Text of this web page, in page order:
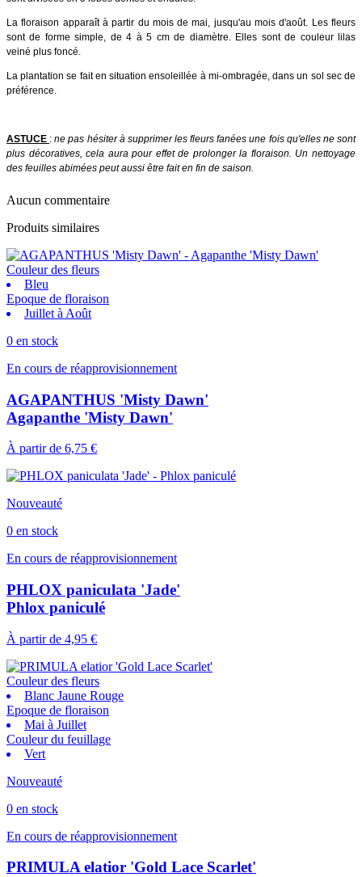
La floraison apparaît à partir du mois de mai, jusqu'au mois d'août. Les fleurs
sont de forme simple, de 4 à 5 cm de diamètre. Elles sont de couleur lilas
veiné plus foncé.
La plantation se fait en situation ensoleillée à mi-ombragée , dans un sol sec de
préférence.
ASTUCE : ne pas hésiter à supprimer les fleurs fanées une fois qu'elles ne sont
plus décoratives, cela aura pour effet de prolonger la floraison. Un nettoyage
des feuilles abimées peut aussi être fait en fin de saison.
Aucun commentaire
Produits similaires
Couleur des fleurs
Bleu
Epoque de floraison
Juillet à Août
0 en stock
En cours de réapprovisionnement
AGAPANTHUS 'Misty Dawn'
Agapanthe 'Misty Dawn'
À partir de 6,75 €
Nouveauté
0 en stock
En cours de réapprovisionnement
PHLOX paniculata 'Jade'
Phlox paniculé
À partir de 4,95 €
Couleur des fleurs
Blanc Jaune Rouge
Epoque de floraison
Mai à Juillet
Couleur du feuillage
Vert
Nouveauté
0 en stock
En cours de réapprovisionnement
PRIMULA elatior 'Gold Lace Scarlet'